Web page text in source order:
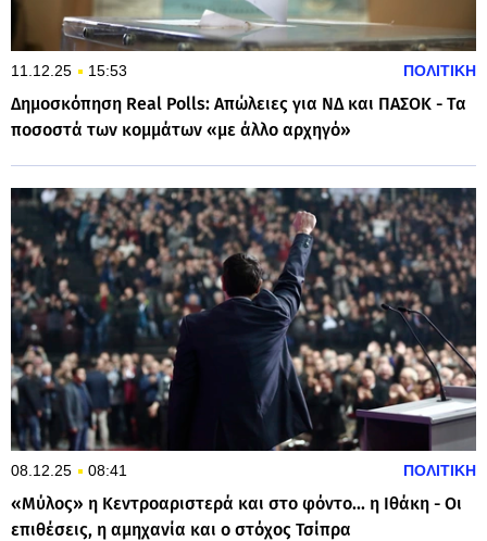
11.12.25 15:53 ΠΟΛΙΤΙΚΗ
Δημοσκόπηση Real Polls: Απώλειες για ΝΔ και ΠΑΣΟΚ - Tα
ποσοστά των κομμάτων «με άλλο αρχηγό»
08.12.25 08:41 ΠΟΛΙΤΙΚΗ
«Μύλος» η Κεντροαριστερά και στο φόντο... η Ιθάκη - Οι
επιθέσεις, η αμηχανία και ο στόχος Τσίπρα